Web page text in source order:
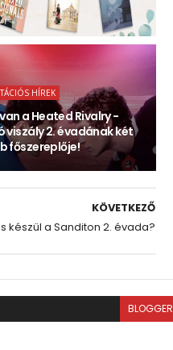
HÍREK
a Heated Rivalry -
viszály 2. évadának két
főszereplője!
KÖVETKEZŐ
készül a Sanditon 2. évada?
BLOGGER